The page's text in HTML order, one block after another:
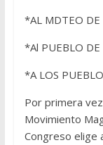
*AL MDTEO DE
*Al PUEBLO DE
*A LOS
Por primera
Movimiento
Congreso elige